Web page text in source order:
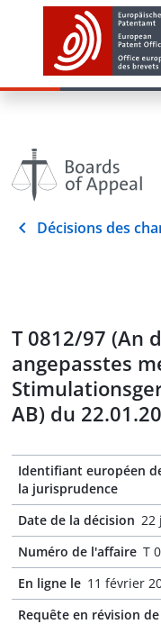
Décisions des
T 0812/97 (An
angepasstes
AB) du
Identifiant européen
la jurisprudence
Date de la décision 22
Numéro de l'affaire T
En ligne le 11 février
Requête en révision de